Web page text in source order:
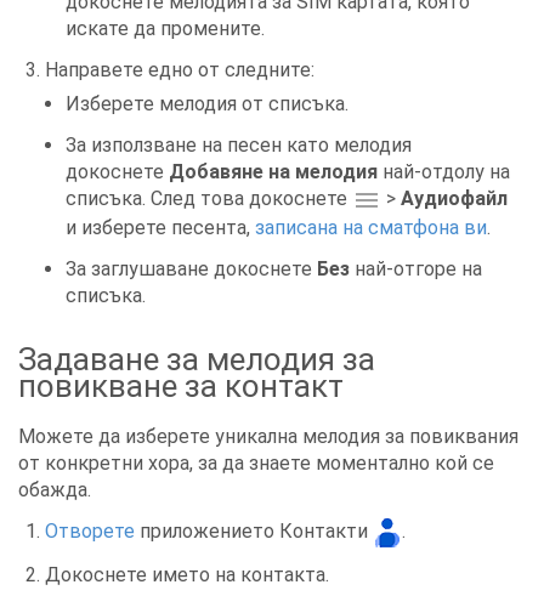
искате да промените.
Направете едно от следните:
Изберете мелодия от списъка.
За използване на песен като мелодия
докоснете Добавяне на мелодия най-отдолу на
списъка. След това докоснете > Аудиофайл
и изберете песента, записана на сматфона ви.
За заглушаване докоснете Без най-отгоре на
списъка.
Задаване за мелодия за
повикване за контакт
Можете да изберете уникална мелодия за повиквания
от конкретни хора, за да знаете моментално кой се
обажда.
Отворете приложението Контакти
.
Докоснете името на контакта.